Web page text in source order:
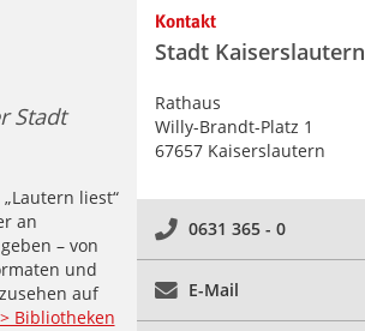
Stadt
liest“
an
– von
und
auf
Bibliotheken
Kontakt
Stadt Kaiserslautern
Rathaus
Willy-Brandt-Platz 1
67657 Kaiserslautern
0631 365 - 0
E-Mail